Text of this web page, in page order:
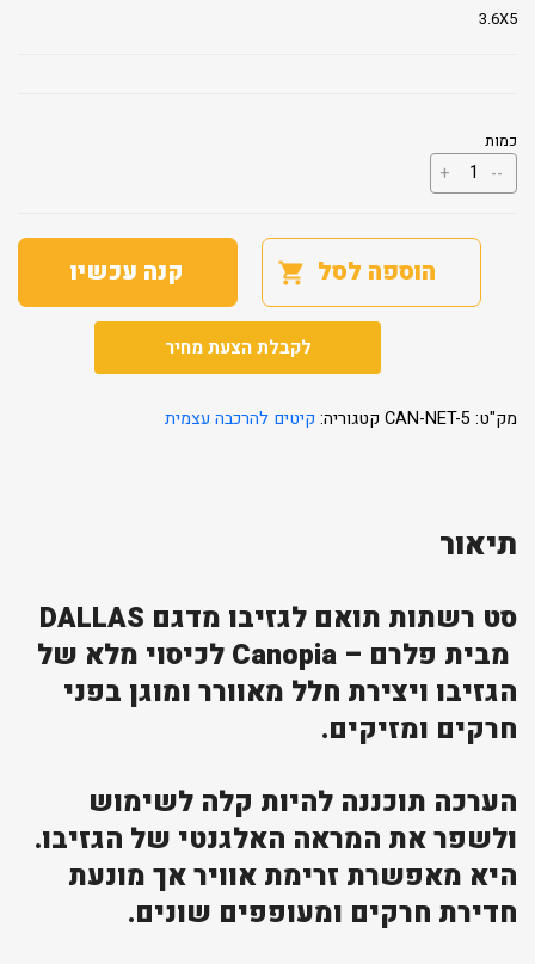
3.6X5
כמות
--
כמות
של
יתושים
+
הוספה לסל קנה עכשיו
לקבלת הצעת מחיר
מק"ט: CAN-NET-5 קטגוריה: קיטים להרכבה עצמית
תיאור
סט רשתות תואם לגזיבו מדגם DALLAS
מבית פלרם – Canopia לכיסוי מלא של
הגזיבו ויצירת חלל מאוורר ומוגן בפני
חרקים ומזיקים.
הערכה תוכננה להיות קלה לשימוש
ולשפר את המראה האלגנטי של הגזיבו.
היא מאפשרת זרימת אוויר אך מונעת
חדירת חרקים ומעופפים שונים.